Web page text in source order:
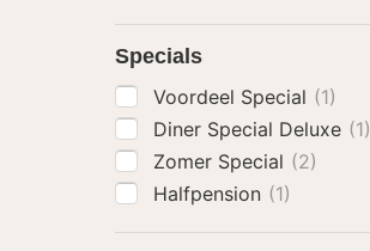
Specials
Voordeel Special (1)
Diner Special Deluxe (1)
Zomer Special (2)
Halfpension (1)